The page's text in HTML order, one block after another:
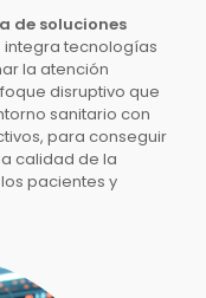
de soluciones
integra tecnologías
la atención
disruptivo que
sanitario con
para conseguir
calidad de la
pacientes y